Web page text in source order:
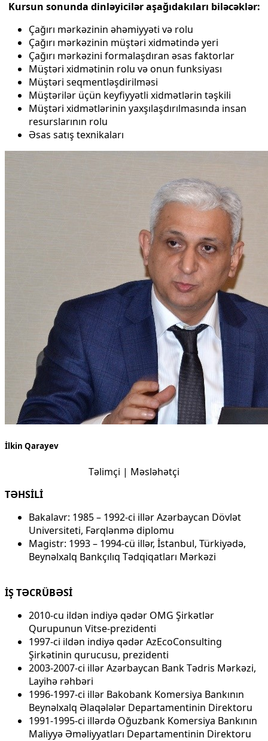
Kursun sonunda dinləyicilər aşağıdakıları biləcəklər:
Çağırı mərkəzinin əhəmiyyəti və rolu
Çağırı mərkəzinin müştəri xidmətində yeri
Çağırı mərkəzini formalaşdıran əsas faktorlar
Müştəri xidmətinin rolu və onun funksiyası
Müştəri seqmentləşdirilməsi
Müştərilər üçün keyfiyyətli xidmətlərin təşkili
Müştəri xidmətlərinin yaxşılaşdırılmasında insan
resurslarının rolu
Əsas satış texnikaları
İlkin Qarayev
Təlimçi | Məsləhətçi
TƏHSİLİ
Bakalavr: 1985 – 1992-ci illər Azərbaycan Dövlət
Universiteti, Fərqlənmə diplomu
Magistr: 1993 – 1994-cü illər, İstanbul, Türkiyədə,
Beynəlxalq Bankçılıq Tədqiqatları Mərkəzi
İŞ TƏCRÜBƏSİ
2010-cu ildən indiyə qədər OMG Şirkətlər
Qurupunun Vitse-prezidenti
1997-ci ildən indiyə qədər AzEcoConsulting
Şirkətinin qurucusu, prezidenti
2003-2007-ci illər Azərbaycan Bank Tədris Mərkəzi,
Layihə rəhbəri
1996-1997-ci illər Bakobank Komersiya Bankının
Beynəlxalq Əlaqələlər Departamentinin Direktoru
1991-1995-ci illərdə Oğuzbank Komersiya Bankının
Maliyyə Əməliyyatları Departamentinin Direktoru